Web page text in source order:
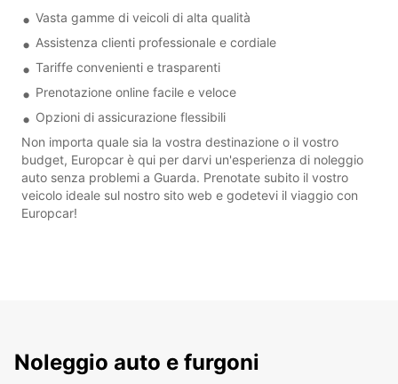
Vasta gamme di veicoli di alta qualità
Assistenza clienti professionale e cordiale
Tariffe convenienti e trasparenti
Prenotazione online facile e veloce
Opzioni di assicurazione flessibili
Non importa quale sia la vostra destinazione o il vostro
budget, Europcar è qui per darvi un'esperienza di noleggio
auto senza problemi a Guarda. Prenotate subito il vostro
veicolo ideale sul nostro sito web e godetevi il viaggio con
Europcar!
Noleggio auto e furgoni